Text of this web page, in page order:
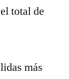
total de
más